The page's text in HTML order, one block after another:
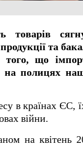
товарів
та
того, що
на полицях
в країнах ЄС,
війни.
на квітень